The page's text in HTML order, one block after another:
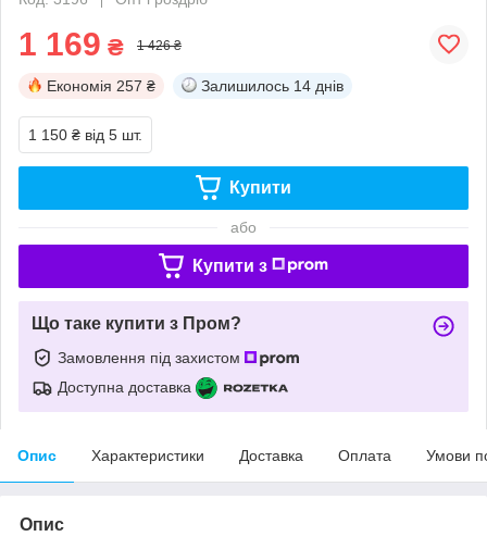
1 169 ₴ 1 426 ₴
Економія 257 ₴ Залишилось 14 днів
1 150 ₴ від 5 шт.
Купити
або
Купити з
Що таке купити з Пром?
Замовлення під захистом
Доступна доставка
Опис Характеристики Доставка Оплата Умови
Опис